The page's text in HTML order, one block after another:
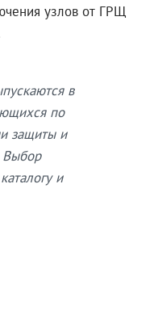
узлов от ГРЩ
в
по
защиты и
Выбор
и